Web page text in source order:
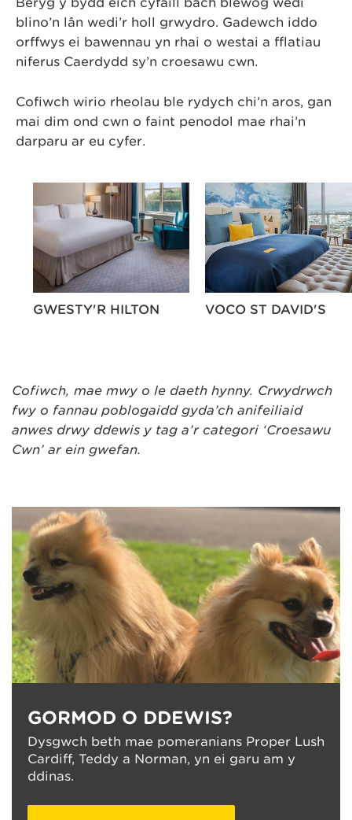
blino’n lân wedi’r holl grwydro. Gadewch iddo
orffwys ei bawennau yn rhai o westai a fflatiau
niferus Caerdydd sy’n croesawu cŵn.
Cofiwch wirio rheolau ble rydych chi’n aros, gan
mai dim ond cŵn o faint penodol mae rhai’n
darparu ar eu cyfer.
GWESTY'R HILTON VOCO ST DAVID'S
Cofiwch, mae mwy o le daeth hynny. Crwydrwch
fwy o fannau poblogaidd gyda’ch anifeiliaid
anwes drwy ddewis y tag a’r categori ‘Croesawu
Cŵn’ ar ein gwefan.
GORMOD O DDEWIS?
Dysgwch beth mae pomeranians Proper Lush
Cardiff, Teddy a Norman, yn ei garu am y
ddinas.